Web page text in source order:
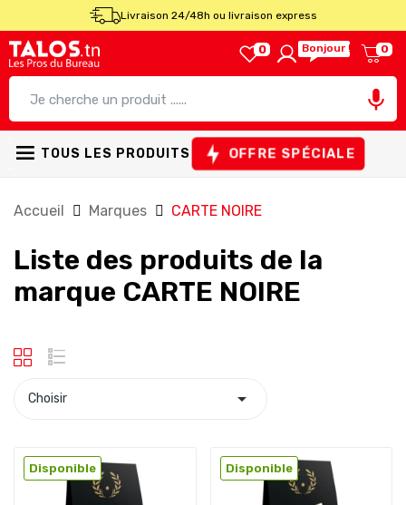
Livraison 24/48h ou livraison express
0 Bonjour ! 0

TOUS LES PRODUITS OFFRE SPÉCIALE
Accueil Marques CARTE NOIRE
Liste des produits de la
marque CARTE NOIRE
Choisir 
Disponible Disponible